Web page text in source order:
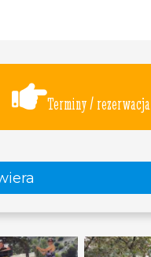
Terminy / rezerwacja